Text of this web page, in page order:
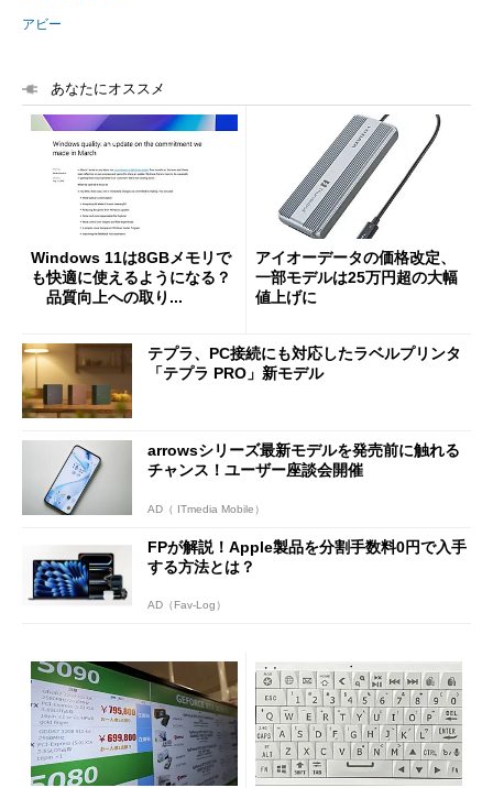
アビー
あなたにオススメ
Windows 11は8GBメモリで
も快適に使えるようになる？
品質向上への取り...
アイオーデータの価格改定、
一部モデルは25万円超の大幅
値上げに
テプラ、PC接続にも対応したラベルプリンタ
「テプラ PRO」新モデル
arrowsシリーズ最新モデルを発売前に触れる
チャンス！ユーザー座談会開催
AD（ ITmedia Mobile）
FPが解説！Apple製品を分割手数料0円で入手
する方法とは？
AD（Fav-Log）